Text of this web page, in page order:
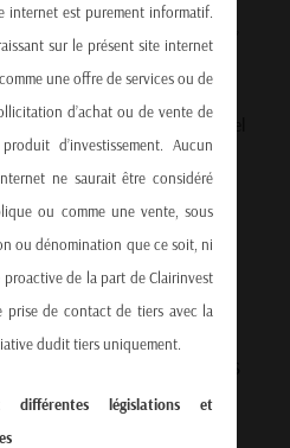
story—one of progress,
rising prosperity. The
is still alive, even if it
make the headlines. A Model
There’s no shortage of
the U.S. economic model.
point to: Soaring [...]
Exports
U.S. Obesity Drug
internet est purement informatif.
sur le présent site internet
une offre de services ou de
d’achat ou de vente de
d’investissement. Aucun
ne saurait être considéré
ou comme une vente, sous
ou dénomination que ce soit, ni
de la part de Clairinvest
prise de contact de tiers avec la
dudit tiers uniquement.
différentes législations et